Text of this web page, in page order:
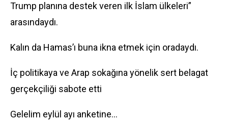
Trump planına destek veren ilk İslam ülkeleri”
arasındaydı.
Kalın da Hamas’ı buna ikna etmek için oradaydı.
İç politikaya ve Arap sokağına yönelik sert belagat
gerçekçiliği sabote etti
Gelelim eylül ayı anketine…